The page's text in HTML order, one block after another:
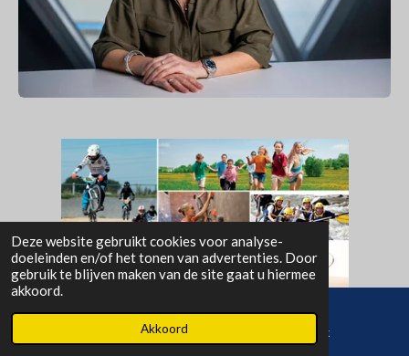
Deze website gebruikt cookies voor analyse-
doeleinden en/of het tonen van advertenties. Door
gebruik te blijven maken van de site gaat u hiermee
akkoord.
Akkoord Facebook